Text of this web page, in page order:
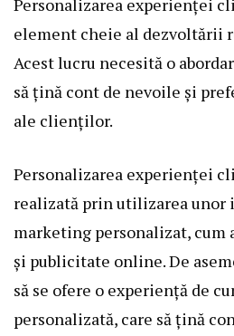
Personalizarea experienței
element cheie al
Acest lucru necesită o
să țină cont de nevoile și
ale clienților.
Personalizarea experienței
realizată prin utilizarea unor
marketing personalizat,
și publicitate online. De
să se ofere o experiență de
personalizată, care să țină